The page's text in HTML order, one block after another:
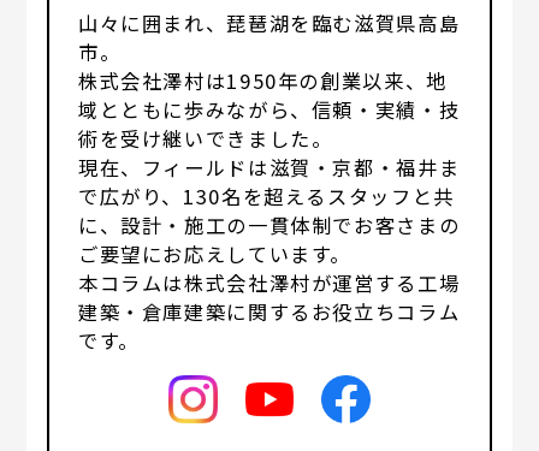
山々に囲まれ、琵琶湖を臨む滋賀県高島
市。
株式会社澤村は1950年の創業以来、地
域とともに歩みながら、信頼・実績・技
術を受け継いできました。
現在、フィールドは滋賀・京都・福井ま
で広がり、130名を超えるスタッフと共
に、設計・施工の一貫体制でお客さまの
ご要望にお応えしています。
本コラムは株式会社澤村が運営する工場
建築・倉庫建築に関するお役立ちコラム
です。